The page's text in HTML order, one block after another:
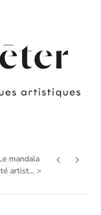
mandala
artist…